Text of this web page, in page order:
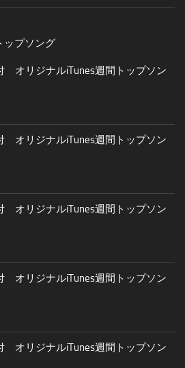
ップソング
オリジナルiTunes週間トップソン
オリジナルiTunes週間トップソン
オリジナルiTunes週間トップソン
オリジナルiTunes週間トップソン
オリジナルiTunes週間トップソン